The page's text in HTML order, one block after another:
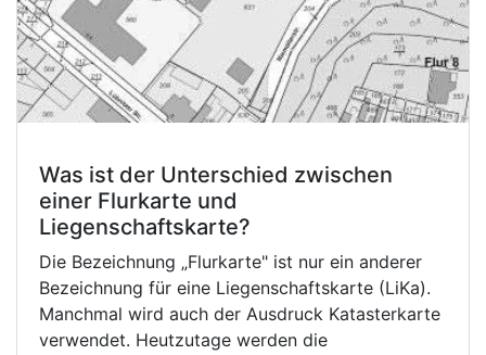
Was ist der Unterschied zwischen
einer Flurkarte und
Liegenschaftskarte?
Die Bezeichnung „Flurkarte" ist nur ein anderer
Bezeichnung für eine Liegenschaftskarte (LiKa).
Manchmal wird auch der Ausdruck Katasterkarte
verwendet. Heutzutage werden die